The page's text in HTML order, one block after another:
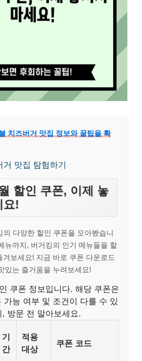
치즈버거 맛집 정보와 꿀팁을 확
거 맛집 탐험하기
할인 쿠폰, 이제 놓
요!
의 다양한 할인 쿠폰을 모아봤습니
뉴까지, 버거킹의 인기 메뉴들을 할
겨보세요! 지금 바로 쿠폰 다운로드
있는 즐거움을 누려보세요!
쿠폰 정보입니다. 해당 쿠폰은
가능 여부 및 조건이 다를 수 있
, 방문 전 알아보세요.
기
간
적용
대상
쿠폰 코드